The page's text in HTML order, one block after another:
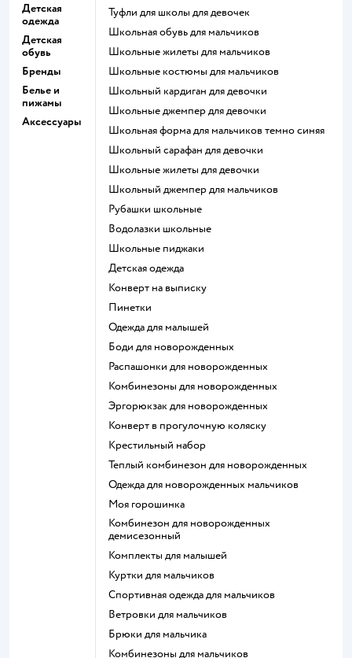
Детская
одежда
Детская
обувь
Бренды
Белье и
пижамы
Аксессуары
Туфли для школы для девочек
Школьная обувь для мальчиков
Школьные жилеты для мальчиков
Школьные костюмы для мальчиков
Школьный кардиган для девочки
Школьные джемпер для девочки
Школьная форма для мальчиков темно синяя
Школьный сарафан для девочки
Школьные жилеты для девочки
Школьный джемпер для мальчиков
Рубашки школьные
Водолазки школьные
Школьные пиджаки
Детская одежда
Конверт на выписку
Пинетки
Одежда для малышей
Боди для новорожденных
Распашонки для новорожденных
Комбинезоны для новорожденных
Эргорюкзак для новорожденных
Конверт в прогулочную коляску
Крестильный набор
Теплый комбинезон для новорожденных
Одежда для новорожденных мальчиков
Моя горошинка
Комбинезон для новорожденных
демисезонный
Комплекты для малышей
Куртки для мальчиков
Спортивная одежда для мальчиков
Ветровки для мальчиков
Брюки для мальчика
Комбинезоны для мальчиков